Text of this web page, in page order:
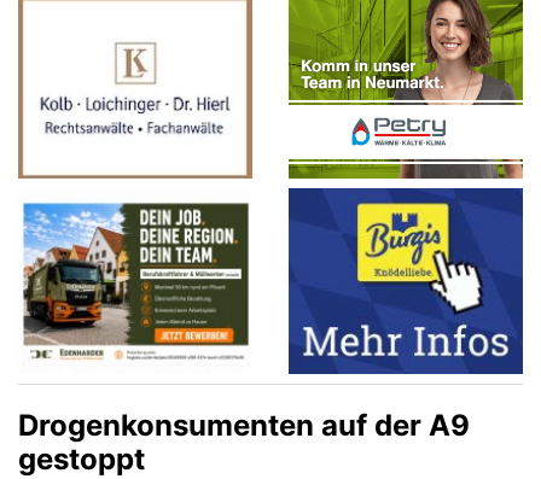
Drogenkonsumenten auf der A9
gestoppt